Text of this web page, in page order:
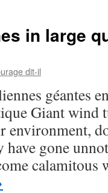
in large
dit-il
géantes
Giant wind
environment,
gone